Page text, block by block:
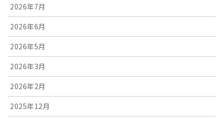
2026年7月
2026年6月
2026年5月
2026年3月
2026年2月
2025年12月